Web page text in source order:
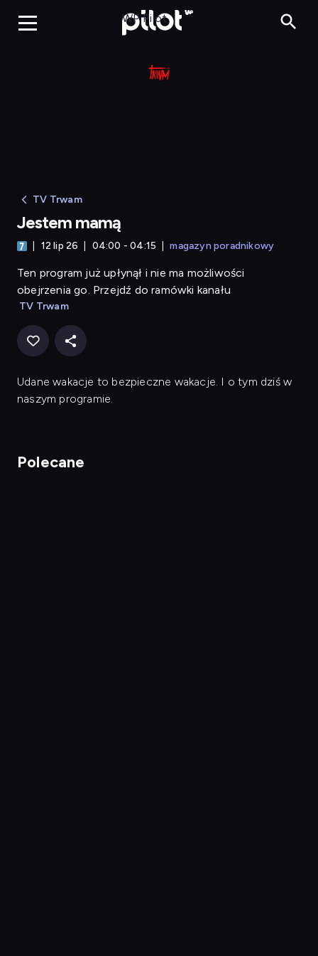
Jestem mamą
WP Pilot
TV Trwam
Jestem mamą
12 lip 26 04:00 - 04:15 magazyn poradnikowy
Ten program już upłynął i nie ma możliwości
obejrzenia go. Przejdź do ramówki kanału
TV Trwam
Udane wakacje to bezpieczne wakacje. I o tym dziś w
naszym programie.
Polecane